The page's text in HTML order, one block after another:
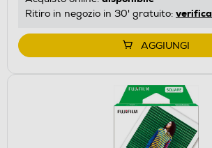
Ritiro in negozio in 30' gratuito: verifica
AGGIUNGI